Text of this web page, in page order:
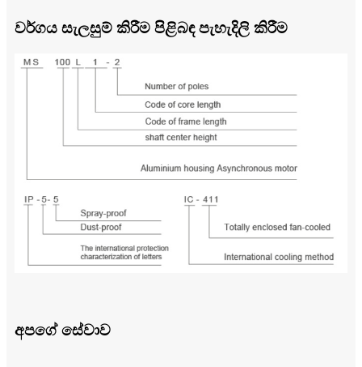
වර්ගය සැලසුම් කිරීම පිළිබඳ පැහැදිලි කිරීම
අපගේ සේවාව